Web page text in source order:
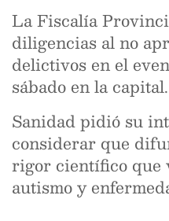
La Fiscalía
diligencias al no
delictivos en el
sábado en la capital.
Sanidad pidió su
considerar que
rigor científico que
autismo y